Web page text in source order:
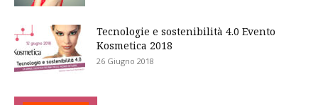
Tecnologie e sostenibilità 4.0 Evento
Kosmetica 2018
26 Giugno 2018